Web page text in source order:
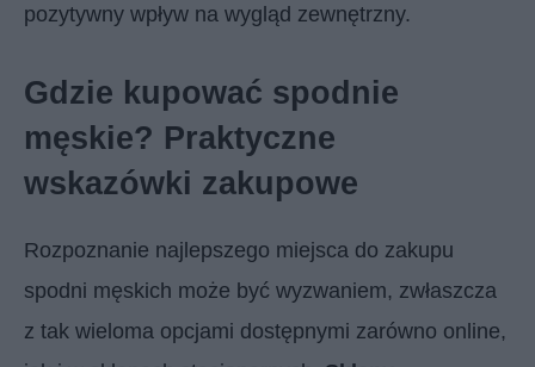
pozytywny wpływ na wygląd zewnętrzny.
Gdzie kupować spodnie
męskie? Praktyczne
wskazówki zakupowe
Rozpoznanie najlepszego miejsca do zakupu
spodni męskich może być wyzwaniem, zwłaszcza
z tak wieloma opcjami dostępnymi zarówno online,